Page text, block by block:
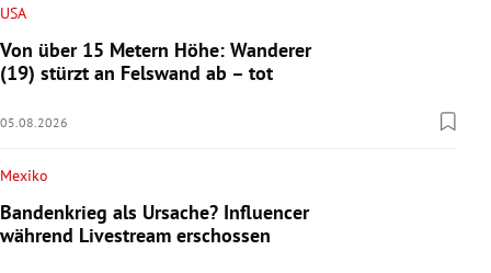
USA
Von über 15 Metern Höhe: Wanderer
(19) stürzt an Felswand ab – tot
05.08.2026
Mexiko
Bandenkrieg als Ursache? Influencer
während Livestream erschossen